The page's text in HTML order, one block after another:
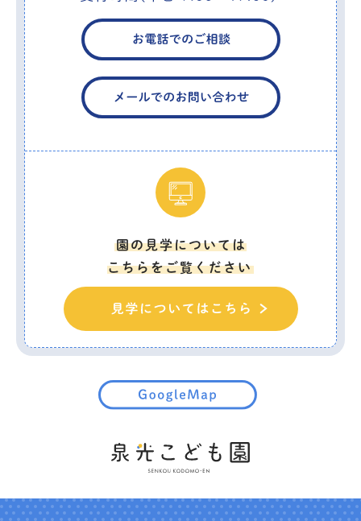
園の見学については
こちらをご覧ください